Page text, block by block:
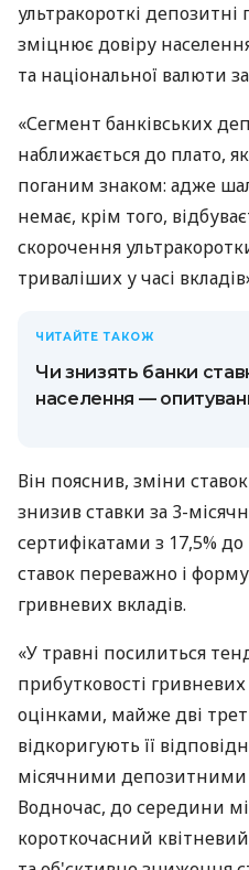
ультракороткі
зміцнює довіру
та національної валюти
«Сегмент банківських
наближається до плато,
поганим знаком: адже
немає, крім того,
скорочення
триваліших у часі
ЧИТАЙТЕ ТАКОЖ
Чи знизять банки
населення —
Він пояснив, зміни
знизив ставки за 3-
сертифікатами з 17,5%
ставок переважно і
гривневих вкладів.
«У травні посилиться
прибутковості
оцінками, майже дві
відкоригують її
місячними депозитними
Водночас, до середини
короткочасний